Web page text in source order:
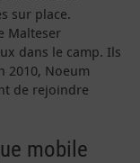
sur place.
Malteser
dans le camp. Ils
2010, Noeum
de rejoindre
mobile